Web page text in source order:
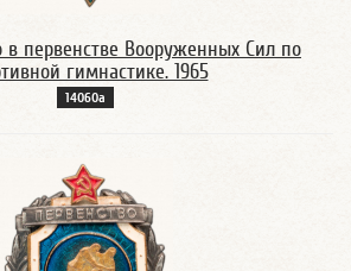
в первенстве Вооруженных Сил по
гимнастике. 1965
14060а